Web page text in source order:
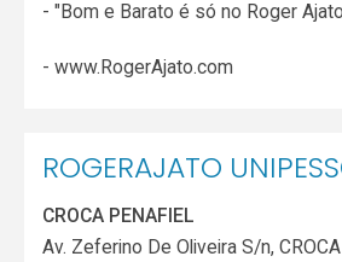
- "Bom e Barato é só no Roger
- www.RogerAjato.com
ROGERAJATO
CROCA PENAFIEL
Av. Zeferino De Oliveira S/n,